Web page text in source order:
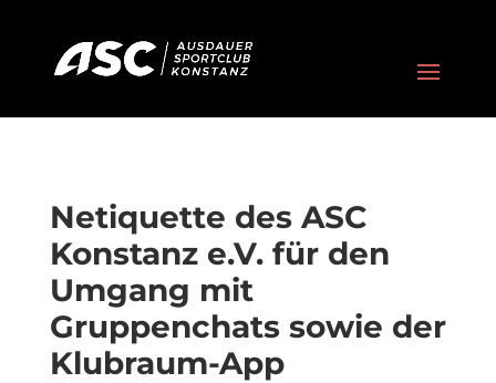
Netiquette des ASC
Konstanz e.V. für den
Umgang mit
Gruppenchats sowie der
Klubraum-App